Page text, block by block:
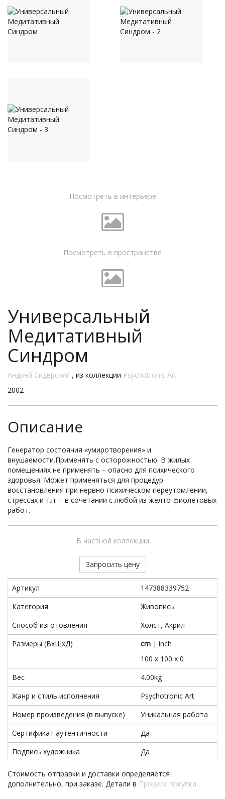
Посмотреть в интерьере
Посмотреть в пространстве
Универсальный
Медитативный
Синдром
Андрей Сидерский , из коллекции Psychotronic Art
2002
Описание
Генератор состояния «умиротворения» и
внушаемости.Применять с осторожностью. В жилых
помещениях не применять – опасно для психического
здоровья. Может применяться для процедур
восстановления при нервно-психическом переутомлении,
стрессах и т.п. – в сочетании с любой из желто-фиолетовых
работ.
В частной коллекции
Запросить цену
Артикул
147388339752
Категория
Живопись
Способ изготовления
Холст, Акрил
Размеры (ВxШxД)
cm | inch
100 x 100 x 0
Вес
4.00kg
Жанр и стиль исполнения
Psychotronic Art
Номер произведения (в выпуске)
Уникальная работа
Сертификат аутентичности
Да
Подпись художника
Да
Стоимость отправки и доставки определяется
дополнительно, при заказе. Детали в Процесс покупки.